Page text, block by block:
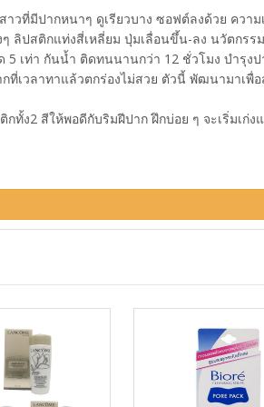
วที่มีปากหนาๆ ดูเรียวบาง ซอฟต์ลงด้วย ความ
ลิปสติกแท่งสี่เหลี่ยม ปุ่มเลื่อนขึ้น-ลง นวัตกรร
เท่า กันน้ำ ติดทนนานกว่า 12 ชั่วโมง บำรุงป
ที่เวลาทาแล้วตกร่องไม่สวย ตัวนี้ พัฒนามาเพื่
ทั้ง2 สีให้พอดีกับริมฝีปาก ฝึกบ่อย ๆ จะเริ่มเก่ง